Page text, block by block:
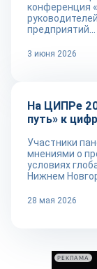
конференция
предприятий...
3 июня 2026
Новости
На ЦИПРе
путь» к
Участники
мнениями о
условиях
Нижнем
28 мая 2026
РЕКЛАМА